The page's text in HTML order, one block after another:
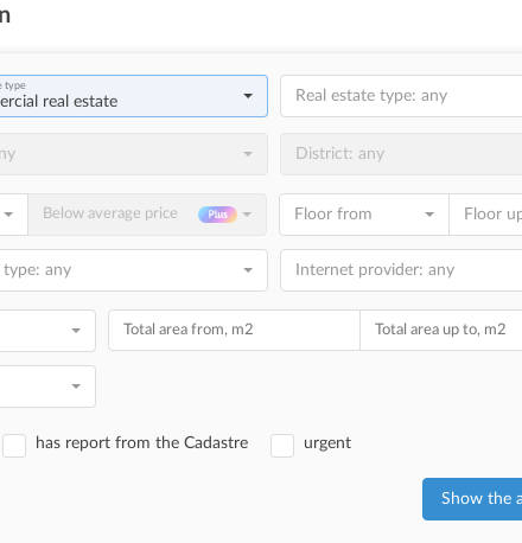
real estate Real estate type: any
District: any
Below average price Floor from Floor
type: any Internet provider: any
Total area from, m2 Total area up to, m2
has report from the Cadastre urgent